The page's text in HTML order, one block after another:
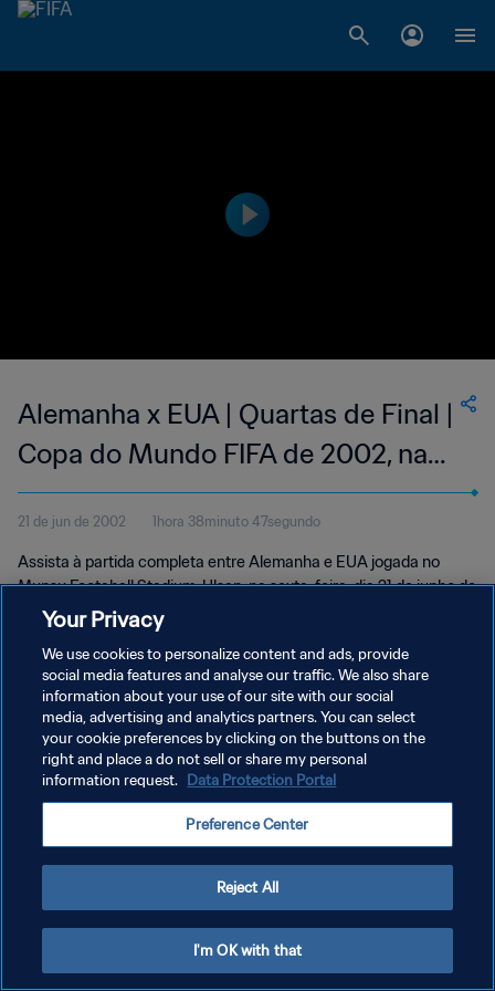
Alemanha x EUA | Quartas de Final |
Copa do Mundo FIFA de 2002, na
Coreia e no Japão | Jogo Completo
21 de jun de 2002 1hora 38minuto 47segundo
Assista à partida completa entre Alemanha e EUA jogada no
Munsu Footaball Stadium, Ulsan, na sexta-feira, dia 21 de junho de
2002.
POLÍTICA DE PRIVACIDADE
TERMOS DE SERVIÇO
ADMINISTRAR AS PREFERÊNCIAS DE COOKIES
Your Privacy
We use cookies to personalize content and ads, provide
social media features and analyse our traffic. We also share
information about your use of our site with our social
media, advertising and analytics partners. You can select
your cookie preferences by clicking on the buttons on the
right and place a do not sell or share my personal
information request. Data Protection Portal
Preference Center
Reject All
I'm OK with that